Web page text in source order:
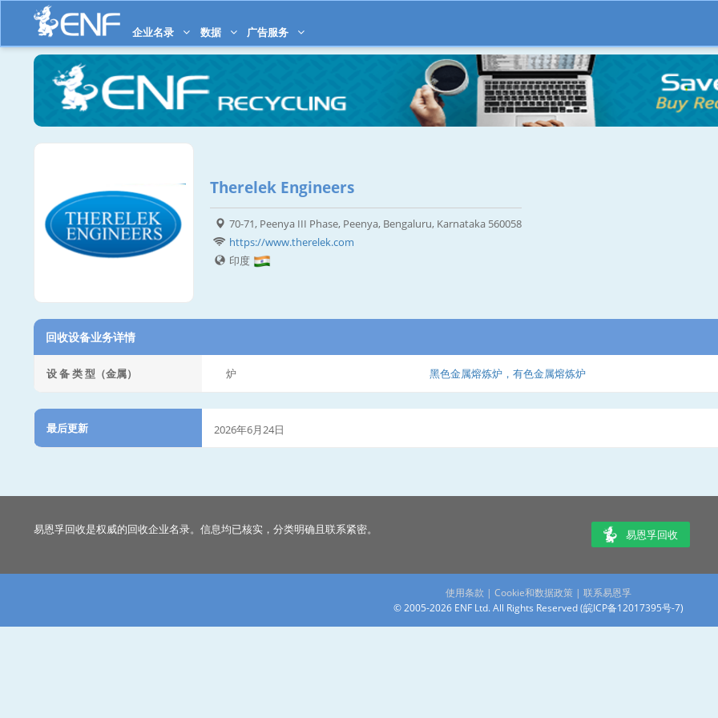
企业名录 数据 广告服务
Therelek Engineers
70-71, Peenya III Phase, Peenya, Bengaluru, Karnataka 560058
https://www.therelek.com
印度
回收设备业务详情
设 备 类 型（金属） 炉 黑色金属熔炼炉，有色金属熔炼炉
最后更新 2026年6月24日
易恩孚回收是权威的回收企业名录。信息均已核实，分类明确且联系紧密。 易恩孚回收
使用条款 | Cookie和数据政策 | 联系易恩孚
© 2005-2026 ENF Ltd. All Rights Reserved (皖ICP备12017395号-7)